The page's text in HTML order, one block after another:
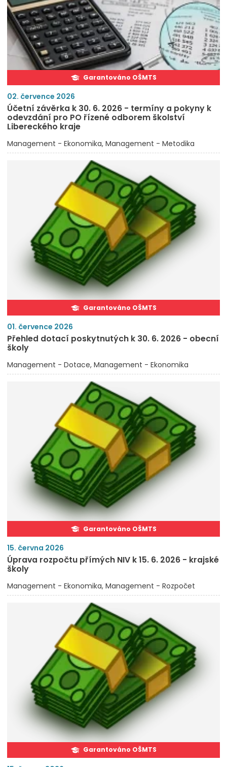
Garantováno OŠMTS
02. července 2026
Účetní závěrka k 30. 6. 2026 - termíny a pokyny k
odevzdání pro PO řízené odborem školství
Libereckého kraje
Management - Ekonomika Management - Metodika
Garantováno OŠMTS
01. července 2026
Přehled dotací poskytnutých k 30. 6. 2026 - obecní
školy
Management - Dotace Management - Ekonomika
Garantováno OŠMTS
15. června 2026
Úprava rozpočtu přímých NIV k 15. 6. 2026 - krajské
školy
Management - Ekonomika Management - Rozpočet
Garantováno OŠMTS